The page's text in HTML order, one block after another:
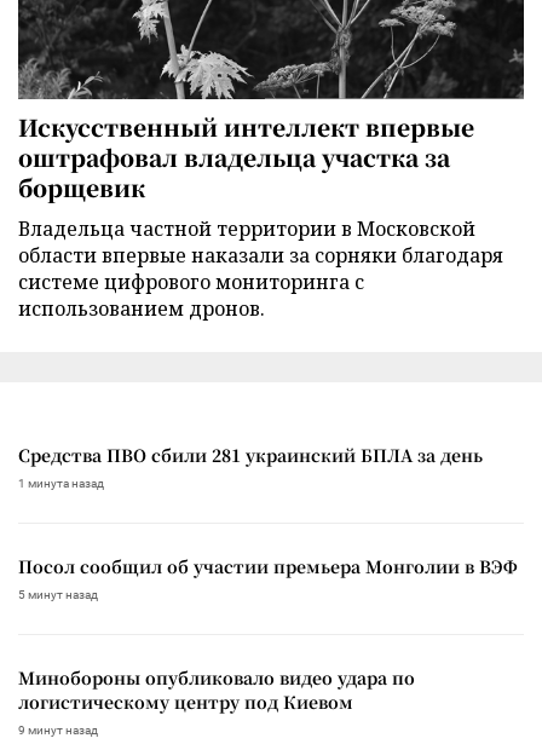
Искусственный интеллект впервые
оштрафовал владельца участка за
борщевик
Владельца частной территории в Московской
области впервые наказали за сорняки благодаря
системе цифрового мониторинга с
использованием дронов.
Средства ПВО сбили 281 украинский БПЛА за день
1 минута назад
Посол сообщил об участии премьера Монголии в ВЭФ
5 минут назад
Минобороны опубликовало видео удара по
логистическому центру под Киевом
9 минут назад